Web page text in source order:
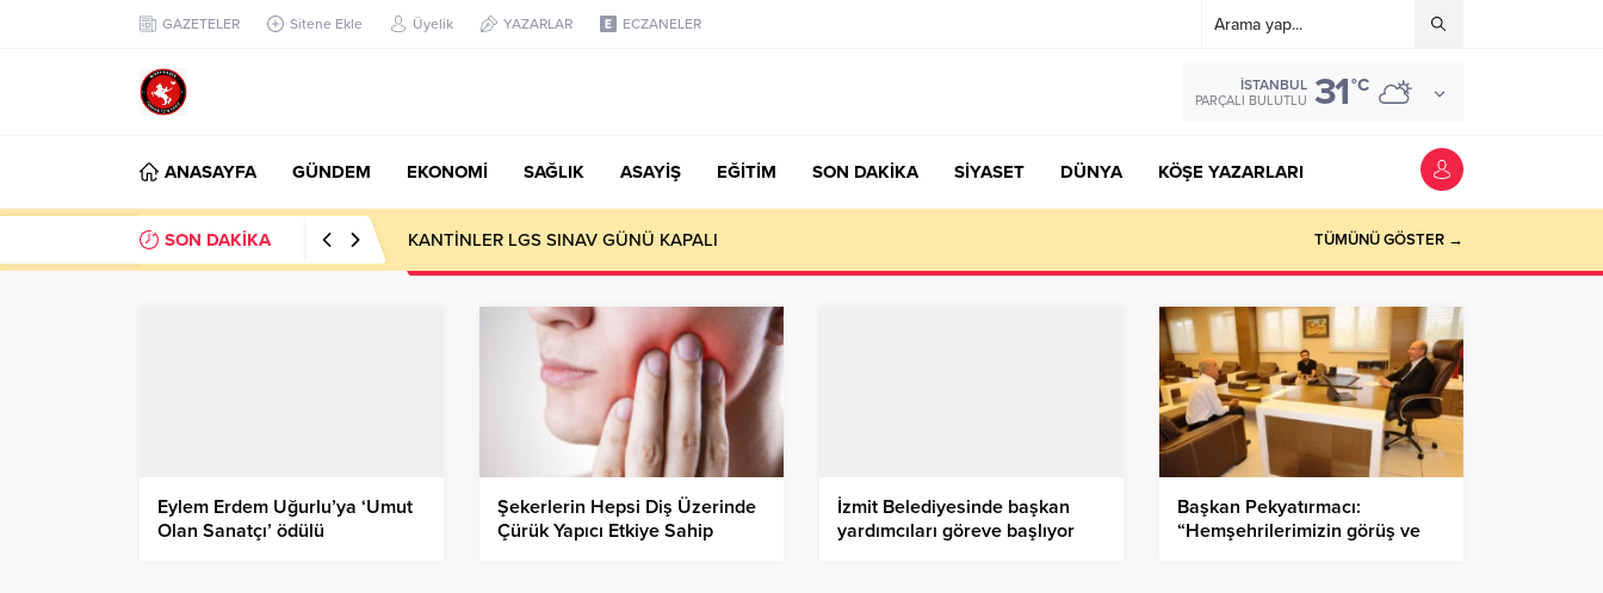
GAZETELER Sitene Ekle Üyelik YAZARLAR ECZANELER
İSTANBUL
PARÇALI BULUTLU 31°C
ANASAYFA GÜNDEM EKONOMİ SAĞLIK ASAYİŞ EĞİTİM SON DAKİKA SİYASET DÜNYA KÖŞE YAZARLARI
SON DAKİKA sıfır atık yaşam kültürü yaygınlaştırmaktır TÜMÜNÜ GÖSTER →
Eylem Erdem Uğurlu’ya ‘Umut
Olan Sanatçı’ ödülü
Şekerlerin Hepsi Diş Üzerinde
Çürük Yapıcı Etkiye Sahip
İzmit Belediyesinde başkan
yardımcıları göreve başlıyor
Başkan Pekyatırmacı:
“Hemşehrilerimizin görüş ve